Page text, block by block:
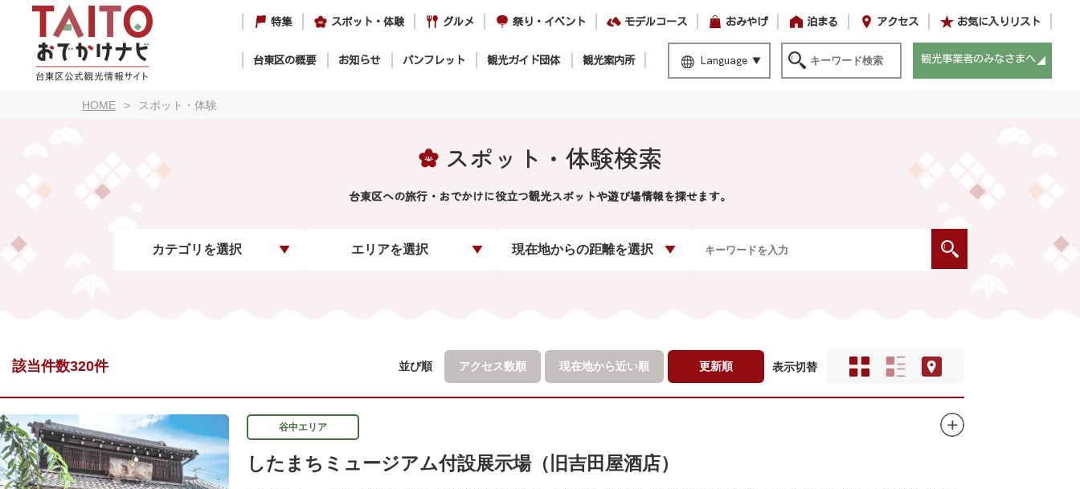
特集 スポット・体験 グルメ 祭り・イベント モデルコース おみやげ 泊まる アクセス お気に入りリスト
台東区の概要 お知らせ パンフレット 観光ガイド団体 観光案内所 Language 観光事業者のみなさまへ
HOME スポット・体験
スポット・体験検索
台東区への旅行・おでかけに役立つ観光スポットや遊び場情報を探せます。
カテゴリを選択 エリアを選択 現在地からの距離を選択
該当件数320件 並び順 アクセス数順 現在地から近い順 更新順 表示切替
谷中エリア
したまちミュージアム付設展示場（旧吉田屋酒店）